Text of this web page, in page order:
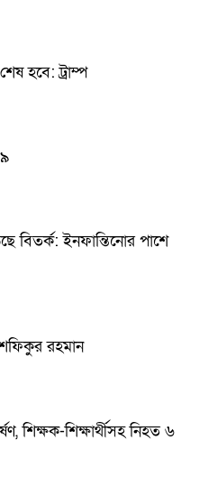
হবে: ট্রাম্প
বিতর্ক: ইনফান্তিনোর পাশে
রহমান
শিক্ষক-শিক্ষার্থীসহ নিহত ৬